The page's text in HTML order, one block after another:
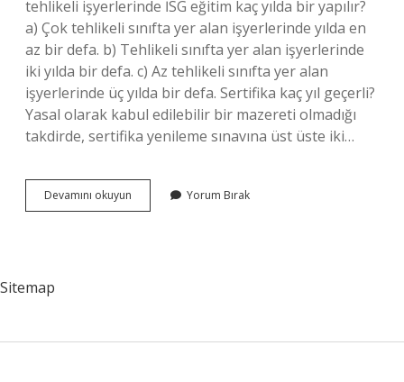
tehlikeli işyerlerinde İSG eğitim kaç yılda bir yapılır?
a) Çok tehlikeli sınıfta yer alan işyerlerinde yılda en
az bir defa. b) Tehlikeli sınıfta yer alan işyerlerinde
iki yılda bir defa. c) Az tehlikeli sınıfta yer alan
işyerlerinde üç yılda bir defa. Sertifika kaç yıl geçerli?
Yasal olarak kabul edilebilir bir mazereti olmadığı
takdirde, sertifika yenileme sınavına üst üste iki…
Devamını okuyun
Tehlikeli
Geçerli
Yorum Bırak
Sitemap